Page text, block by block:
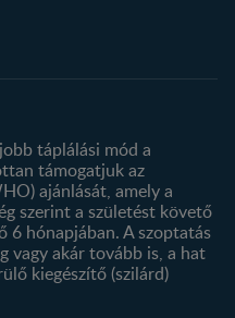
táplálási mód a
támogatjuk az
ajánlását, amely a
szerint a születést követő
6 hónapjában. A szoptatás
vagy akár tovább is, a hat
kiegészítő (szilárd)